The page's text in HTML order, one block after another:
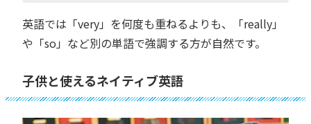
英語では「very」を何度も重ねるよりも、「really」
や「so」など別の単語で強調する方が自然です。
子供と使えるネイティブ英語